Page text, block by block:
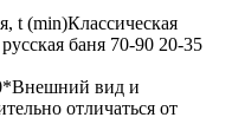
t (min)Классическая
баня 70-90 20-35
вид и
отличаться от